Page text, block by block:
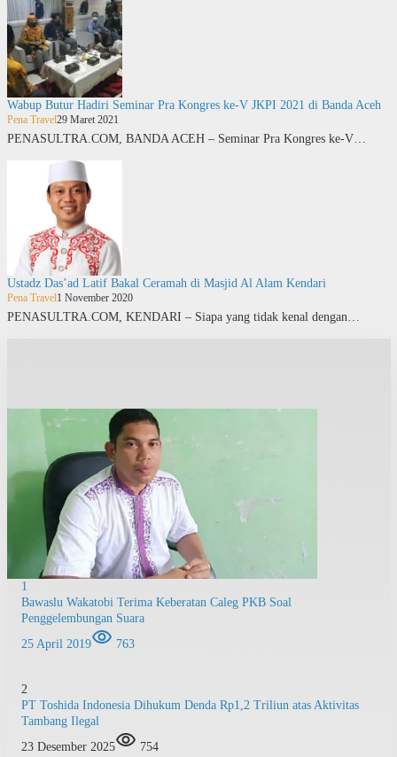
Wabup Butur Hadiri Seminar Pra Kongres ke-V JKPI 2021 di Banda Aceh
Pena Travel29 Maret 2021
PENASULTRA.COM, BANDA ACEH – Seminar Pra Kongres ke-V…
Ustadz Das’ad Latif Bakal Ceramah di Masjid Al Alam Kendari
Pena Travel1 November 2020
PENASULTRA.COM, KENDARI – Siapa yang tidak kenal dengan…
1
Bawaslu Wakatobi Terima Keberatan Caleg PKB Soal
Penggelembungan Suara
25 April 2019
763
2
PT Toshida Indonesia Dihukum Denda Rp1,2 Triliun atas Aktivitas
Tambang Ilegal
23 Desember 2025
754